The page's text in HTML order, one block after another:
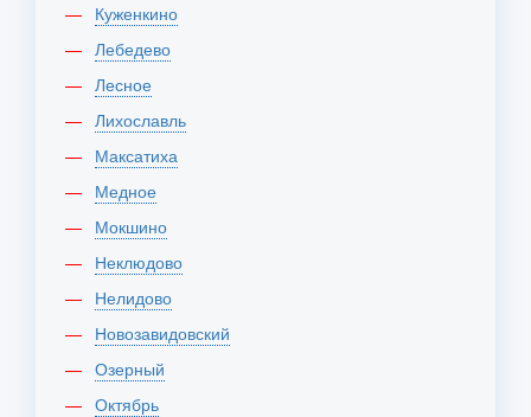
Куженкино
Лебедево
Лесное
Лихославль
Максатиха
Медное
Мокшино
Неклюдово
Нелидово
Новозавидовский
Озерный
Октябрь